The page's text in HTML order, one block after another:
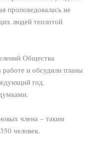
проповедовалась не
людей теплотой
Общества
работе и обсудили планы
год.
члена – таким
человек.